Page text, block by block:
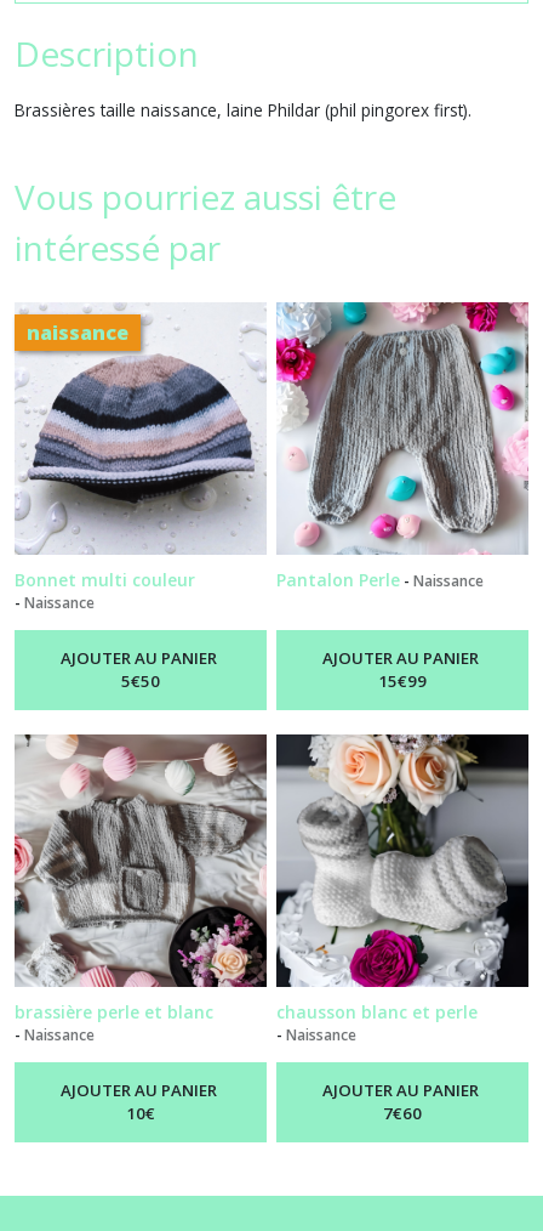
Description
Brassières taille naissance, laine Phildar (phil pingorex first).
Vous pourriez aussi être
intéressé par
naissance
Bonnet multi couleur
- Naissance
AJOUTER AU PANIER
5€50
Pantalon Perle -Naissance
AJOUTER AU PANIER
15€99
brassière perle et blanc
- Naissance
AJOUTER AU PANIER
10€
chausson blanc et perle
-Naissance
AJOUTER AU PANIER
7€60